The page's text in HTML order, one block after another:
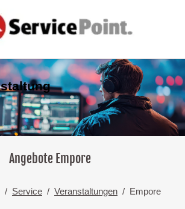
Angebote Empore
Service Veranstaltungen Empore